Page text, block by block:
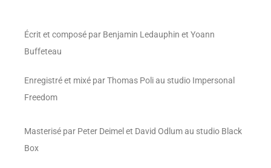
Écrit et composé par Benjamin Ledauphin et Yoann
Buffeteau
Enregistré et mixé par Thomas Poli au studio Impersonal
Freedom
Masterisé par Peter Deimel et David Odlum au studio Black
Box